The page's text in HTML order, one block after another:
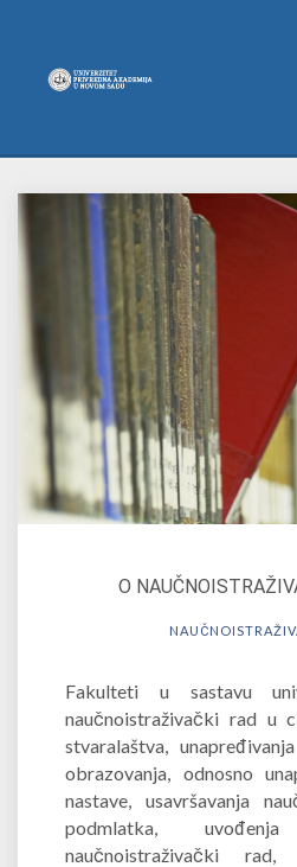
O
Fakulteti u sastavu
naučnoistraživački rad u
stvaralaštva,
obrazovanja, odnosno
nastave, usavršavanja
podmlatka,
naučnoistraživački